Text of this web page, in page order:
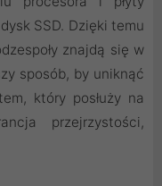
SSD. Dzięki temu
znajdą się w
sposób, by uniknąć
który posłuży na
przejrzystości,